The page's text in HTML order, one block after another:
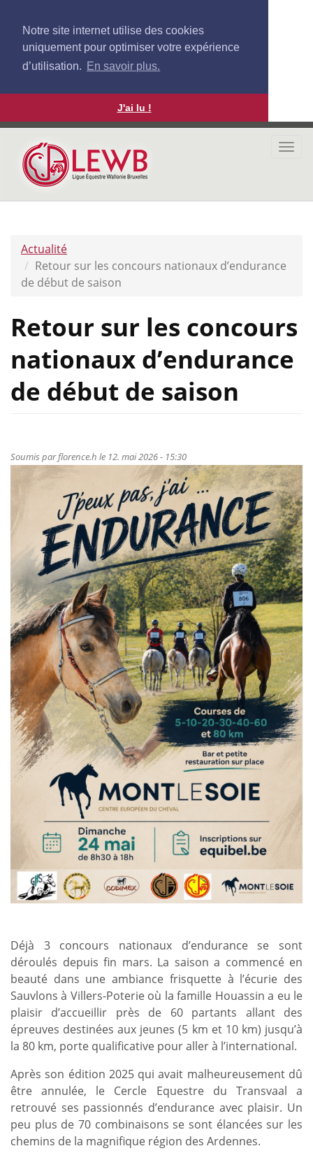
Notre site internet utilise des cookies
uniquement pour optimiser votre expérience
d’utilisation. En savoir plus.
J'ai lu !
Aller
contenu
principal
Actualité
Retour sur les concours nationaux d’endurance
de début de saison
Retour sur les concours
nationaux d’endurance
de début de saison
Soumis parflorence.h le 12. mai 2026 - 15:30
Déjà 3 concours nationaux d’endurance se sont
déroulés depuis fin mars. La saison a commencé en
beauté dans une ambiance frisquette à l’écurie des
Sauvlons à Villers-Poterie où la famille Houassin a eu le
plaisir d’accueillir près de 60 partants allant des
épreuves destinées aux jeunes (5 km et 10 km) jusqu’à
la 80 km, porte qualificative pour aller à l’international.
Après son édition 2025 qui avait malheureusement dû
être annulée, le Cercle Equestre du Transvaal a
retrouvé ses passionnés d’endurance avec plaisir. Un
peu plus de 70 combinaisons se sont élancées sur les
chemins de la magnifique région des Ardennes.